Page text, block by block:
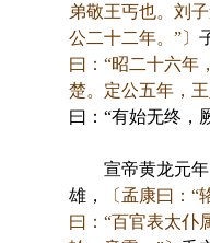
弟敬王丐也。刘
公二十二年。”〕
曰：“昭二十六年
楚。定公五年，王
曰：“有始无终，
宣帝黄龙元年
雄，
〔孟康曰：“
曰：“百官表太仆